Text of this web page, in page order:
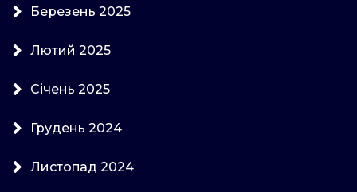
Березень 2025
Лютий 2025
Січень 2025
Грудень 2024
Листопад 2024